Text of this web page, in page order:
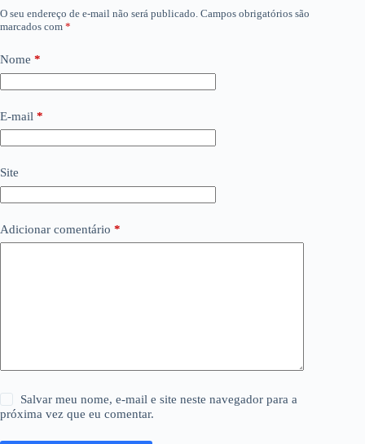
O seu endereço de e-mail não será publicado. Campos obrigatórios são
marcados com *
Nome *
E-mail *
Site
Adicionar comentário *
Salvar meu nome, e-mail e site neste navegador para a
próxima vez que eu comentar.